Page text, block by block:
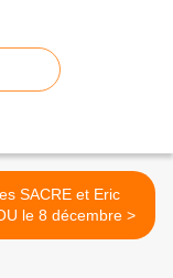
SACRE et Eric
SAUTOU le 8 décembre >